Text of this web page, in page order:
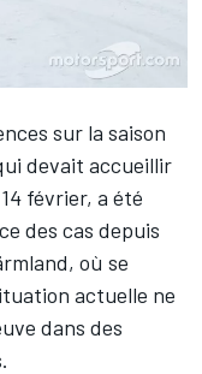
sur la saison
devait accueillir
février, a été
des cas depuis
où se
actuelle ne
dans des